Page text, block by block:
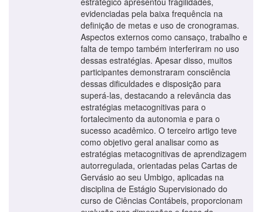
evidenciadas pela baixa frequência na
definição de metas e uso de cronogramas.
Aspectos externos como cansaço, trabalho e
falta de tempo também interferiram no uso
dessas estratégias. Apesar disso, muitos
participantes demonstraram consciência
dessas dificuldades e disposição para
superá-las, destacando a relevância das
estratégias metacognitivas para o
fortalecimento da autonomia e para o
sucesso acadêmico. O terceiro artigo teve
como objetivo geral analisar como as
estratégias metacognitivas de aprendizagem
autorregulada, orientadas pelas Cartas de
Gervásio ao seu Umbigo, aplicadas na
disciplina de Estágio Supervisionado do
curso de Ciências Contábeis, proporcionam